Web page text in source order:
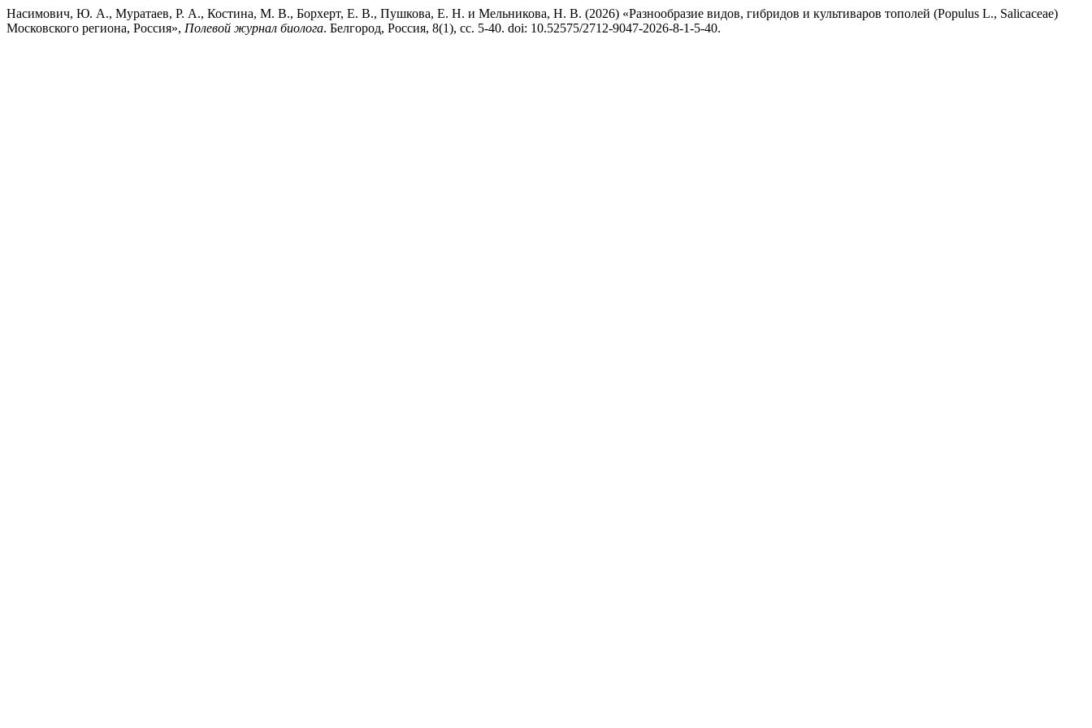
Насимович, Ю. А., Муратаев, Р. А., Костина, М. В., Борхерт, Е. В., Пушкова, Е. Н. и Мельникова, Н. В. (2026) «Разнообразие видов, гибридов и культиваров тополей (Populus L., Salicaceae)
Московского региона, Россия», Полевой журнал биолога. Белгород, Россия, 8(1), сс. 5-40. doi: 10.52575/2712-9047-2026-8-1-5-40.